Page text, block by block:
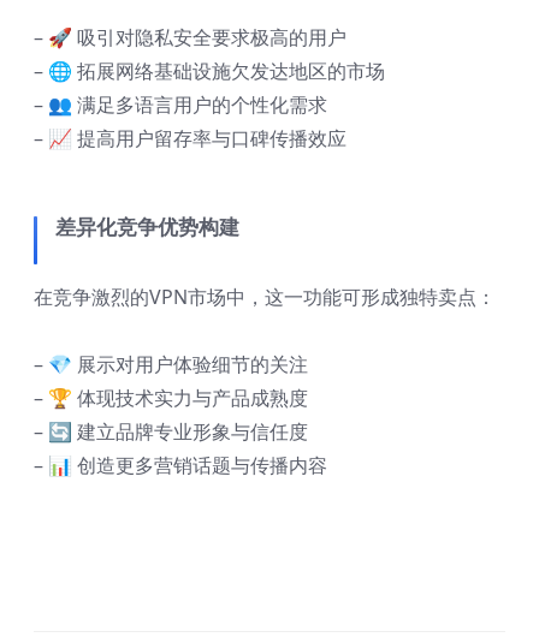
– 🚀 吸引对隐私安全要求极高的用户
– 🌐 拓展网络基础设施欠发达地区的市场
– 👥 满足多语言用户的个性化需求
– 📈 提高用户留存率与口碑传播效应
差异化竞争优势构建
在竞争激烈的VPN市场中，这一功能可形成独特卖点：
– 💎 展示对用户体验细节的关注
– 🏆 体现技术实力与产品成熟度
– 🔄 建立品牌专业形象与信任度
– 📊 创造更多营销话题与传播内容